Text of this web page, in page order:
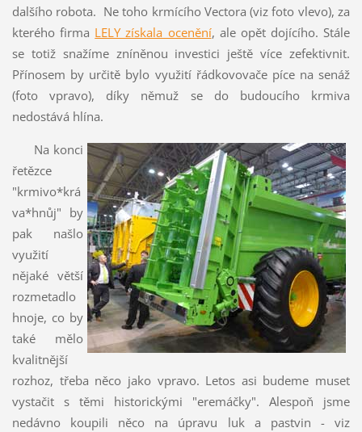
dalšího robota. Ne toho krmícího Vectora (viz foto vlevo), za
kterého firma LELY získala ocenění, ale opět dojícího. Stále
se totiž snažíme zníněnou investici ještě více zefektivnit.
Přínosem by určitě bylo využití řádkovovače píce na senáž
(foto vpravo), díky němuž se do budoucího krmiva
nedostává hlína.
Na konci
řetězce
"krmivo*krá
va*hnůj" by
pak našlo
využití
nějaké větší
rozmetadlo
hnoje, co by
také mělo
kvalitnější
rozhoz, třeba něco jako vpravo. Letos asi budeme muset
vystačit s těmi historickými "eremáčky". Alespoň jsme
nedávno koupili něco na úpravu luk a pastvin - viz